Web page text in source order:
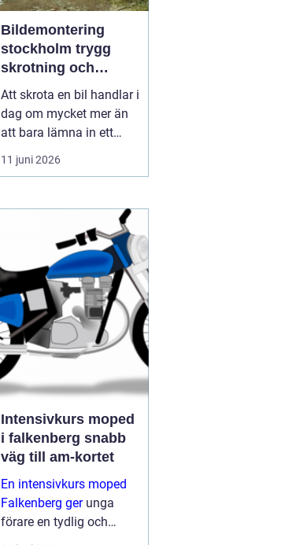
Bildemontering
stockholm trygg
skrotning och
smarta reservdelar
Att skrota en bil handlar i
dag om mycket mer än
att bara lämna in ett
gammalt fordon. För
många bilägare i och
bildemontering
en fråga om
miljöansvar, ekonomi
och säker hanteri...
11 juni 2026
Intensivkurs moped
i falkenberg snabb
väg till am-kortet
En intensivkurs moped
Falkenberg gerunga
förare en tydlig och
fokuserad väg mot AM-